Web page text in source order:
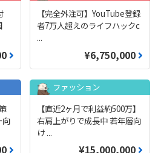
【完全外注可】YouTube登録
者7万人超えのライフハックc
...
¥6,750,000
向
ファッション
【直近2ヶ月で利益約500万】
右肩上がりで成長中 若年層向
け...
¥15,000,000